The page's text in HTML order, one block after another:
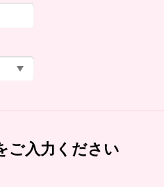
ご入力ください